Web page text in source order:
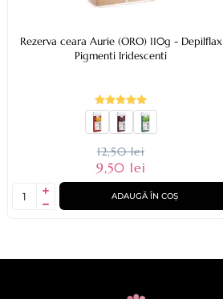
Rezerva ceara Aurie (ORO) 110g - Depilflax
Pigmenti Iridescenti
12,50 lei
9,50 lei
ADAUGĂ ÎN COȘ